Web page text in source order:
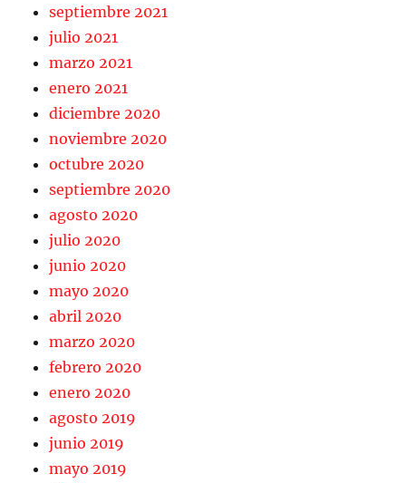
septiembre 2021
julio 2021
marzo 2021
enero 2021
diciembre 2020
noviembre 2020
octubre 2020
septiembre 2020
agosto 2020
julio 2020
junio 2020
mayo 2020
abril 2020
marzo 2020
febrero 2020
enero 2020
agosto 2019
junio 2019
mayo 2019